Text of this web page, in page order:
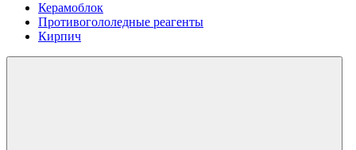
Керамоблок
Противогололедные реагенты
Кирпич